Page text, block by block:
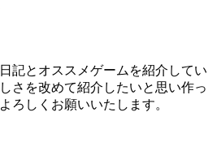
記とオススメゲームを紹介してい
さを改めて紹介したいと思い作っ
ろしくお願いいたします。